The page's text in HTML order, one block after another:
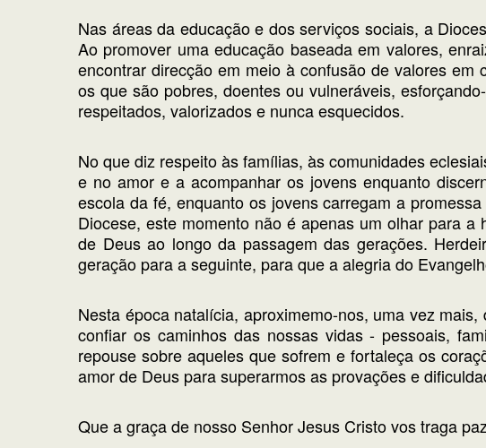
Nas áreas da educação e dos serviços sociais, a
Ao promover uma educação baseada em valores,
encontrar direcção em meio à confusão de valores
os que são pobres, doentes ou vulneráveis,
respeitados, valorizados e nunca esquecidos.
No que diz respeito às famílias, às comunidades
e no amor e a acompanhar os jovens enquanto
escola da fé, enquanto os jovens carregam a
Diocese, este momento não é apenas um olhar para
de Deus ao longo da passagem das gerações.
geração para a seguinte, para que a alegria do
Nesta época natalícia, aproximemo-nos, uma vez
confiar os caminhos das nossas vidas - pessoais,
repouse sobre aqueles que sofrem e fortaleça os
amor de Deus para superarmos as provações e
Que a graça de nosso Senhor Jesus Cristo vos traga